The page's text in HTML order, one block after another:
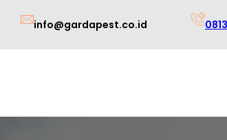
info@gardapest.co.id